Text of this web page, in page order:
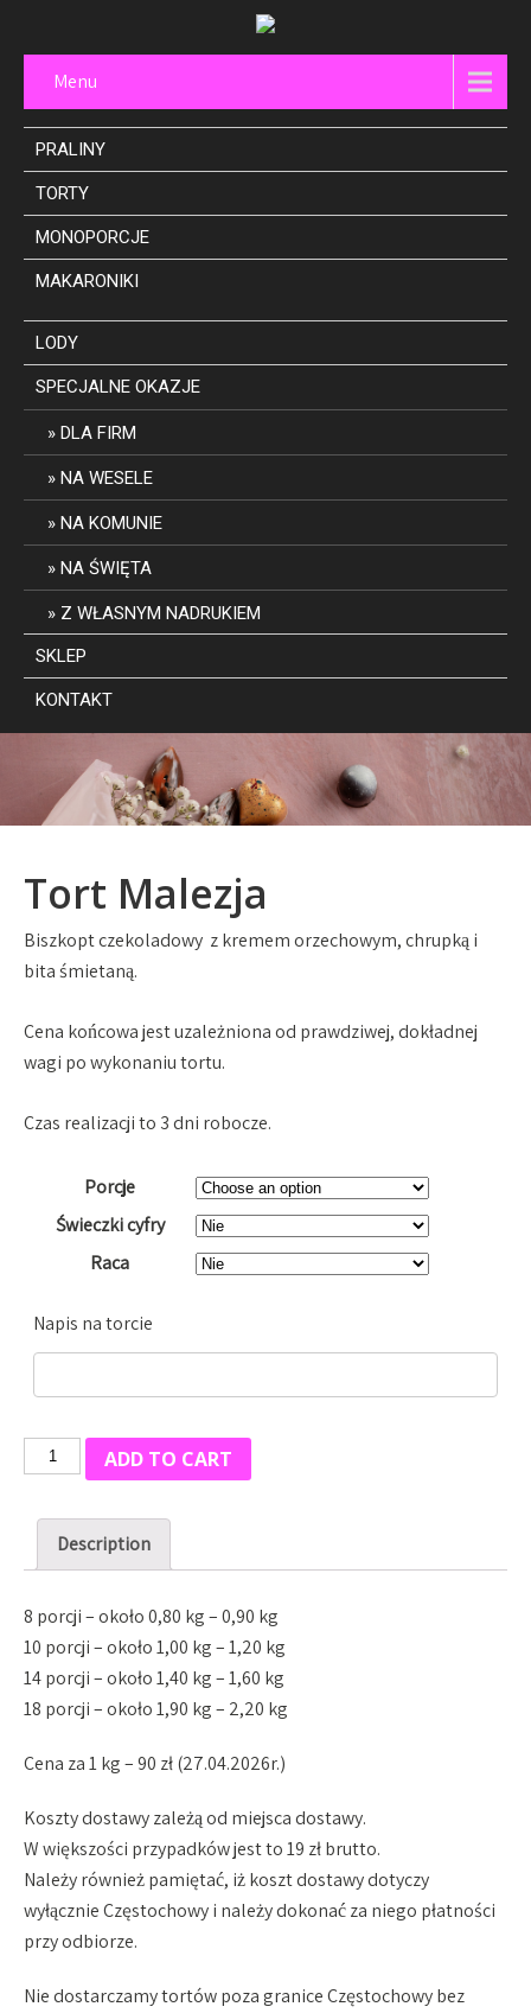
Menu
PRALINY
TORTY
MONOPORCJE
MAKARONIKI
LODY
SPECJALNE OKAZJE
DLA FIRM
NA WESELE
NA KOMUNIE
NA ŚWIĘTA
Z WŁASNYM NADRUKIEM
SKLEP
KONTAKT
Tort Malezja
Biszkopt czekoladowy z kremem orzechowym, chrupką i
bita śmietaną.
Cena końcowa jest uzależniona od prawdziwej, dokładnej
wagi po wykonaniu tortu.
Czas realizacji to 3 dni robocze.
Porcje
Świeczki cyfry
Raca
Napis na torcie
Tort
Malezja
quantity
ADD TO CART
Description
8 porcji – około 0,80 kg – 0,90 kg
10 porcji – około 1,00 kg – 1,20 kg
14 porcji – około 1,40 kg – 1,60 kg
18 porcji – około 1,90 kg – 2,20 kg
Cena za 1 kg – 90 zł (27.04.2026r.)
Koszty dostawy zależą od miejsca dostawy.
W większości przypadków jest to 19 zł brutto.
Należy również pamiętać, iż koszt dostawy dotyczy
wyłącznie Częstochowy i należy dokonać za niego płatności
przy odbiorze.
Nie dostarczamy tortów poza granice Częstochowy bez